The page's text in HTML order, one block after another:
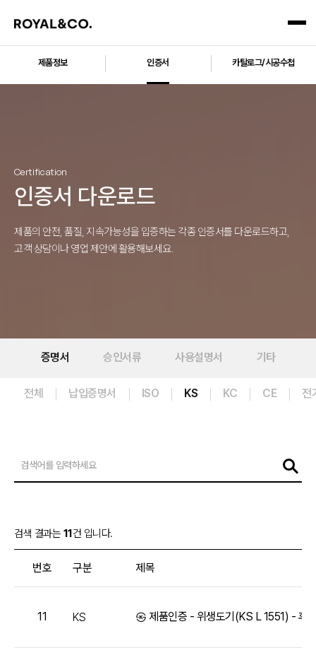
제품정보 인증서 카탈로그/시공수첩
Certification
인증서 다운로드
제품의 안전, 품질, 지속가능성을 입증하는 각종 인증서를 다운로드하고,
고객 상담이나 영업 제안에 활용해보세요.
증명서 승인서류 사용설명서 기타
전체 납입증명서 ISO KS KC CE 전
검색 결과는 11건 입니다.
번호 구분 제목
11 KS ㉿ 제품인증 - 위생도기(KS L 1551) - 후